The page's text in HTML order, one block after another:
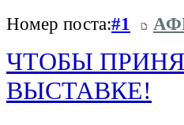
Номер поста:#1
ЧТОБЫ
ВЫСТАВКЕ!